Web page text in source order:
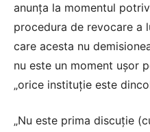
anunța la momentul
procedura de revocare a
care acesta nu
nu este un moment ușor
„orice instituție este
„Nu este prima discuție